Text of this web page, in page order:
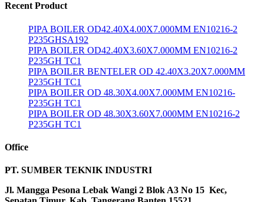
Recent Product
PIPA BOILER OD42.40X4.00X7.000MM EN10216-2
P235GHSA192
PIPA BOILER OD42.40X3.60X7.000MM EN10216-2
P235GH TC1
PIPA BOILER BENTELER OD 42.40X3.20X7.000MM
P235GH TC1
PIPA BOILER OD 48.30X4.00X7.000MM EN10216-
P235GH TC1
PIPA BOILER OD 48.30X3.60X7.000MM EN10216-2
P235GH TC1
Office
PT. SUMBER TEKNIK INDUSTRI
Jl. Mangga Pesona Lebak Wangi 2 Blok A3 No 15 Kec,